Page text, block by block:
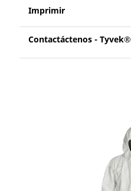
Imprimir
Contactáctenos - Tyvek®